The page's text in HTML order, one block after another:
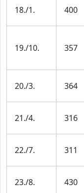
18./1. 400
19./10. 357
20./3. 364
21./4. 316
22./7. 311
23./8. 430